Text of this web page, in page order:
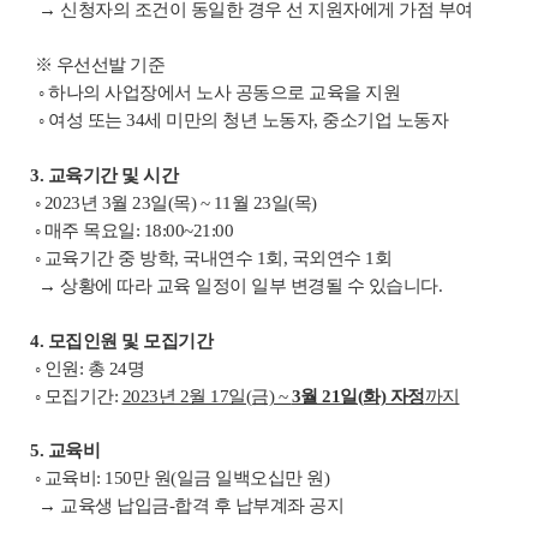
→ 신청자의 조건이 동일한 경우 선 지원자에게 가점 부여
※ 우선선발 기준
◦ 하나의 사업장에서 노사 공동으로 교육을 지원
◦ 여성 또는 34세 미만의 청년 노동자, 중소기업 노동자
3. 교육기간 및 시간
◦ 2023년 3월 23일(목) ~ 11월 23일(목)
◦ 매주 목요일: 18:00~21:00
◦ 교육기간 중 방학, 국내연수 1회, 국외연수 1회
→ 상황에 따라 교육 일정이 일부 변경될 수 있습니다.
4. 모집인원 및 모집기간
◦ 인원: 총 24명
◦ 모집기간: 2023년 2월 17일(금) ~3월 21일(화) 자정까지
5. 교육비
◦ 교육비: 150만 원(일금 일백오십만 원)
→ 교육생 납입금-합격 후 납부계좌 공지